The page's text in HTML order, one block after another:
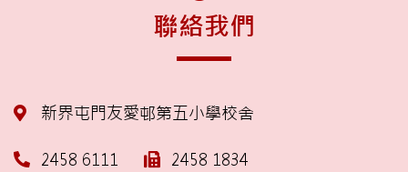
聯絡我們
新界屯門友愛邨第五小學校舍
2458 6111 2458 1834